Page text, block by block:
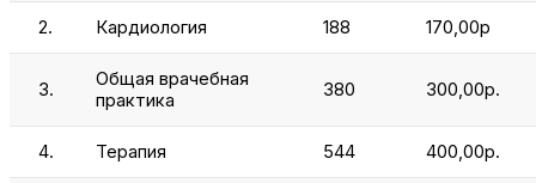
2. Кардиология 188 170,00р
3.
Общая врачебная
практика
380 300,00р.
4. Терапия 544 400,00р.